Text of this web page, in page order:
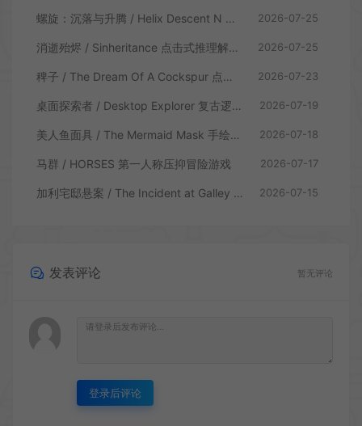
螺旋：沉落与升腾 / Helix Descent N Ascent 解谜冒险游戏 2026-07-25
消逝殆烬 / Sinheritance 点击式推理解谜游戏 2026-07-25
稗子 / The Dream Of A Cockspur 点击式剧情解谜游戏 2026-07-23
桌面探索者 / Desktop Explorer 复古逻辑解密游戏 2026-07-19
美人鱼面具 / The Mermaid Mask 手绘点击侦探解谜游戏 2026-07-18
马群 / HORSES 第一人称压抑冒险游戏 2026-07-17
加利宅邸悬案 / The Incident at Galley House 侦探解密推理游戏 2026-07-15
发表评论 暂无评论
登录后评论